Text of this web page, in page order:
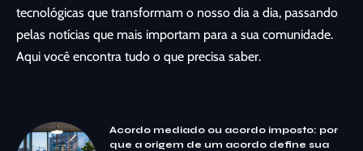
tecnológicas que transformam o nosso dia a dia, passando
pelas notícias que mais importam para a sua comunidade.
Aqui você encontra tudo o que precisa saber.
Acordo mediado ou acordo imposto: por
que a origem de um acordo define sua